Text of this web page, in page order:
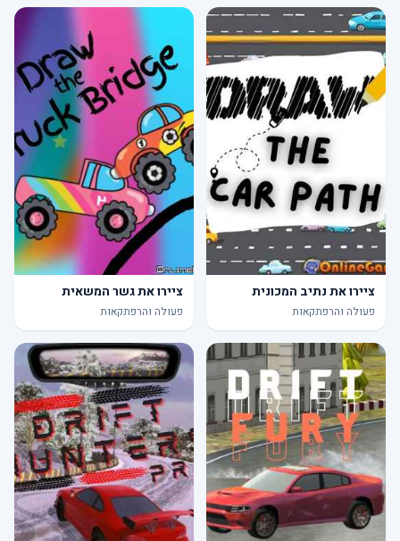
ציירו את נתיב המכונית
פעולה והרפתקאות
ציירו את גשר המשאית
פעולה והרפתקאות